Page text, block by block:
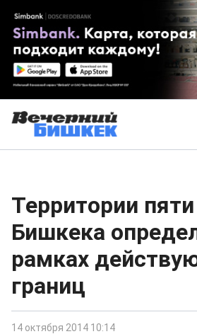
Территории
Бишкека
рамках
границ
14 октября 2014 10:14